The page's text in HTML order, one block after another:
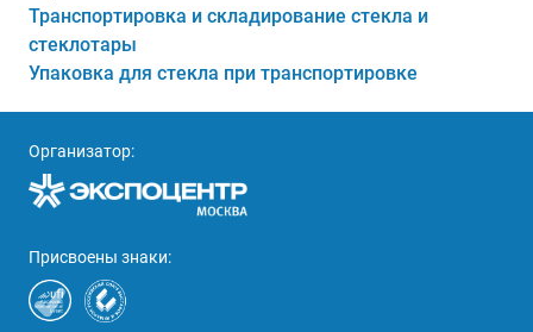
Транспортировка и складирование стекла и
стеклотары
Упаковка для стекла при транспортировке
Организатор:
Присвоены знаки: